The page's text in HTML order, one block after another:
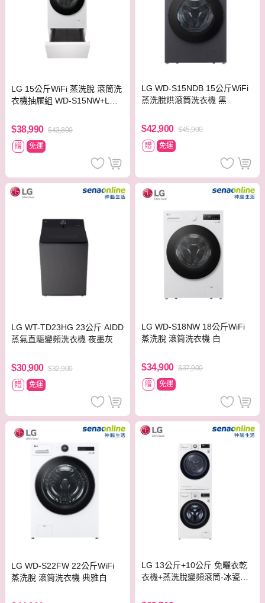
LG 15公斤WiFi 蒸洗脫 滾筒洗
衣機抽屜組 WD-S15NW+LWP
$38,990 $43,800
贈
免運
LG WD-S15NDB 15公斤WiFi
蒸洗脫烘滾筒洗衣機 黑
$42,900 $45,900
贈
免運
LG WT-TD23HG 23公斤 AIDD
蒸氣直驅變頻洗衣機 夜墨灰
$30,900 $32,900
贈
免運
LG WD-S18NW 18公斤WiFi
蒸洗脫 滾筒洗衣機 白
$34,900 $37,900
贈
免運
LG WD-S22FW 22公斤WiFi
蒸洗脫 滾筒洗衣機 典雅白
LG 13公斤+10公斤 免曬衣乾
衣機+蒸洗脫變頻滾筒-冰瓷白